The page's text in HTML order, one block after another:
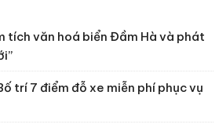
tích văn hoá biển Đầm Hà và phát
trí 7 điểm đỗ xe miễn phí phục vụ